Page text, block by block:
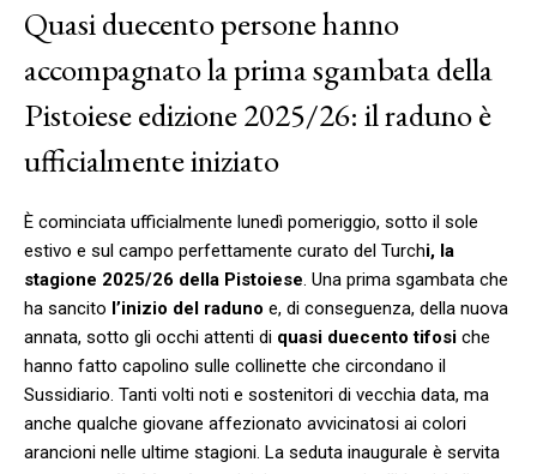
Quasi duecento persone hanno
accompagnato la prima sgambata della
Pistoiese edizione 2025/26: il raduno è
ufficialmente iniziato
È cominciata ufficialmente lunedì pomeriggio, sotto il sole
estivo e sul campo perfettamente curato del Turchi, la
stagione 2025/26 della Pistoiese. Una prima sgambata che
ha sancito l’inizio del raduno e, di conseguenza, della nuova
annata, sotto gli occhi attenti di quasi duecento tifosi che
hanno fatto capolino sulle collinette che circondano il
Sussidiario. Tanti volti noti e sostenitori di vecchia data, ma
anche qualche giovane affezionato avvicinatosi ai colori
arancioni nelle ultime stagioni. La seduta inaugurale è servita